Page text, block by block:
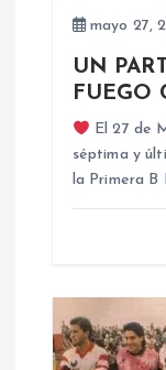
r
a
mayo 27,
UN
FUEGO
El 27 de
séptima y
la Primera B